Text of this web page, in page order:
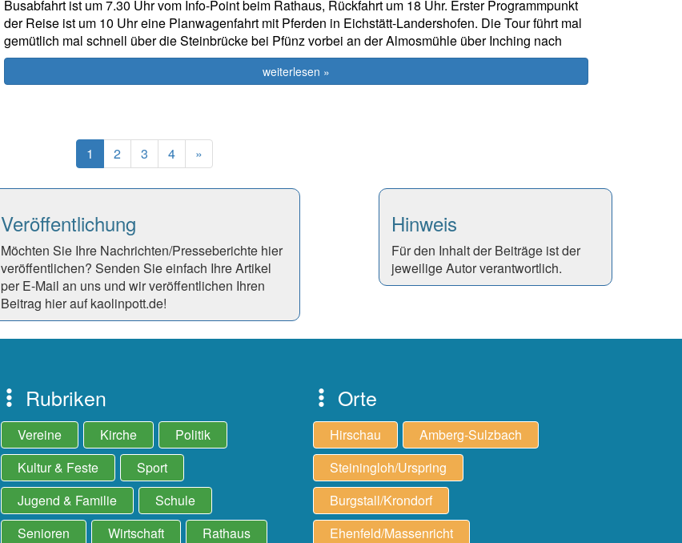
Busabfahrt ist um 7.30 Uhr vom Info-Point beim Rathaus, Rückfahrt um 18 Uhr. Erster Programmpunkt
der Reise ist um 10 Uhr eine Planwagenfahrt mit Pferden in Eichstätt-Landershofen. Die Tour führt mal
gemütlich mal schnell über die Steinbrücke bei Pfünz vorbei an der Almosmühle über Inching nach
weiterlesen »
1 (current)
2 3 4 »Next
Veröffentlichung
Möchten Sie Ihre Nachrichten/Presseberichte hier
veröffentlichen? Senden Sie einfach Ihre Artikel
per E-Mail an uns und wir veröffentlichen Ihren
Beitrag hier auf kaolinpott.de!
Hinweis
Für den Inhalt der Beiträge ist der
jeweilige Autor verantwortlich.
Rubriken
Vereine Kirche
Politik
Kultur & Feste
Sport
Jugend & Familie
Schule
Senioren
Wirtschaft Rathaus
Orte
Hirschau
Amberg-Sulzbach
Steiningloh/Urspring
Burgstall/Krondorf
Ehenfeld/Massenricht